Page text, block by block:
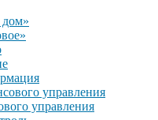
управления
управления